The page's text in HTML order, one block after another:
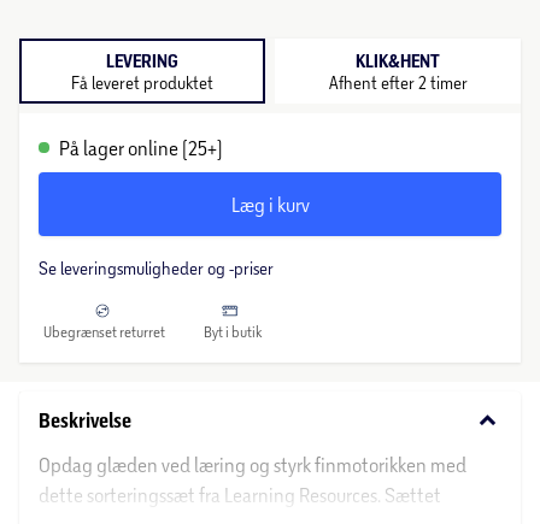
LEVERING
Få leveret produktet
KLIK&HENT
Afhent efter 2 timer
På lager online (25+)
Læg i kurv
Se leveringsmuligheder og -priser
Ubegrænset returret Byt i butik
Beskrivelse keyboard_arrow_down
Opdag glæden ved læring og styrk finmotorikken med
dette sorteringssæt fra Learning Resources. Sættet